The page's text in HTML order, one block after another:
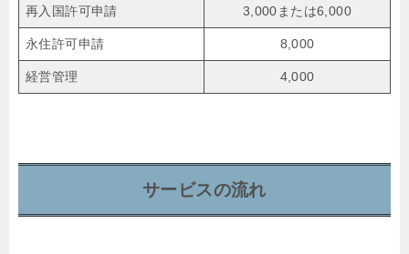
再入国許可申請 3,000または6,000
永住許可申請 8,000
経営管理 4,000
サービスの流れ